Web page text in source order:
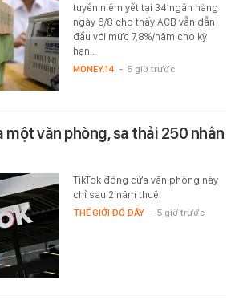
tuyến niêm yết tại 34 ngân hàng
ngày 6/8 cho thấy ACB vẫn dẫn
đầu với mức 7,8%/năm cho kỳ
hạn…
MONEY.14 - 5 giờ trước
một văn phòng, sa thải 250 nhân
TikTok đóng cửa văn phòng này
chỉ sau 2 năm thuê.
THẾ GIỚI ĐÓ ĐÂY - 5 giờ trước